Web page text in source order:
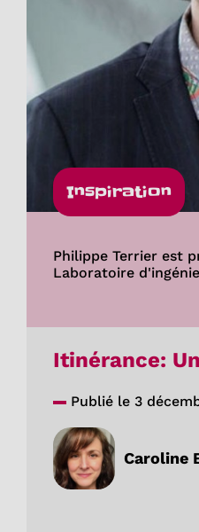
Inspiration
Philippe Terrier est
Laboratoire
Itinérance:
Publié le 3
Caroline